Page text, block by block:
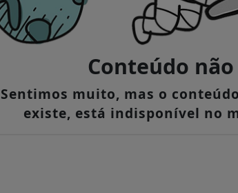
Conteúdo
Sentimos muito, mas o
existe, está indisponível no